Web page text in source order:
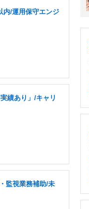
内/運用保守エンジ
績あり」/キャリ
監視業務補助/未